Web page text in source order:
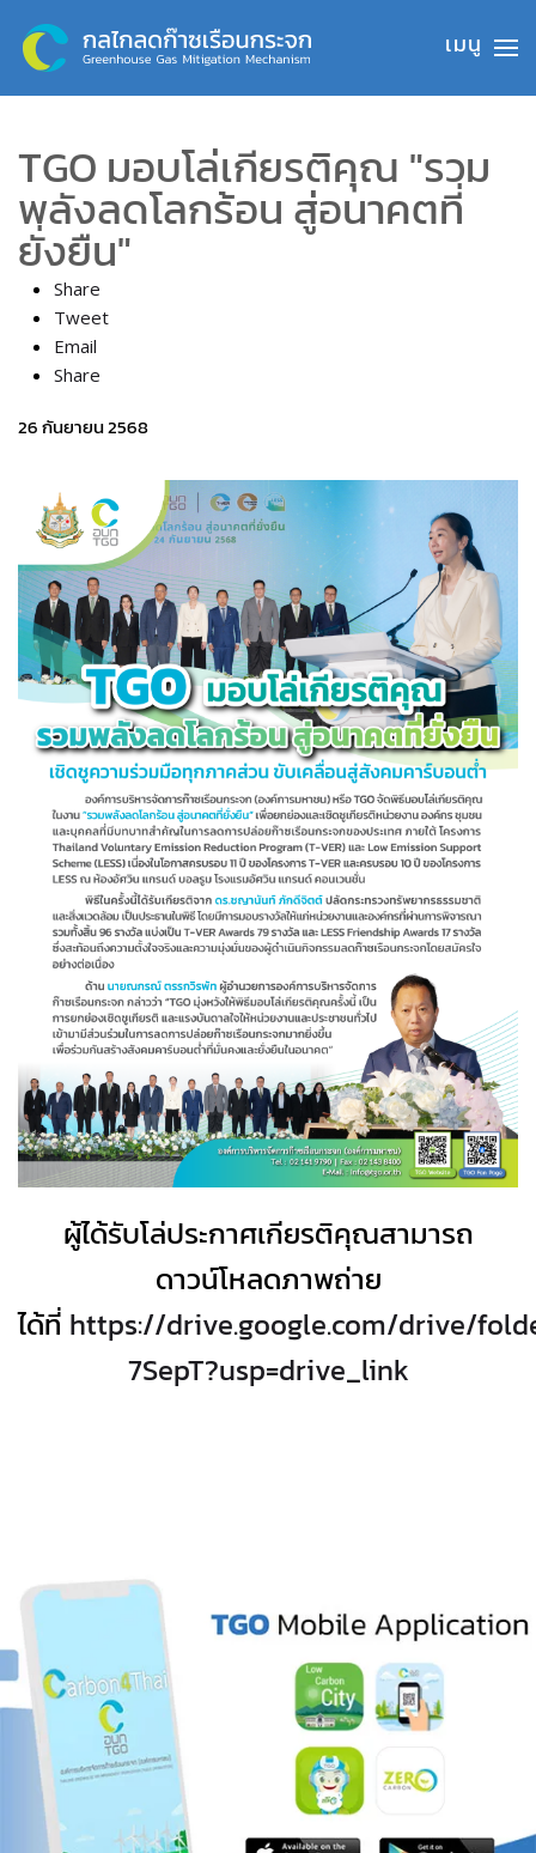
Skip to main content
TGO มอบโล่เกียรติคุณ "รวม
พลังลดโลกร้อน สู่อนาคตที่
ยั่งยืน"
Share
Tweet
Email
Share
26 กันยายน 2568
ผู้ได้รับโล่ประกาศเกียรติคุณสามารถ
ดาวน์โหลดภาพถ่าย
ได้ที่ https://drive.google.com/drive/
7SepT?usp=drive_link